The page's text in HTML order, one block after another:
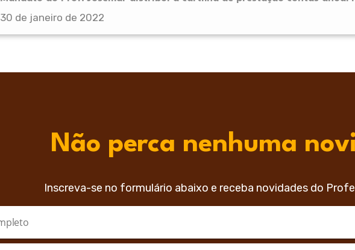
30 de janeiro de 2022
Não perca nenhuma
Inscreva-se no formulário abaixo e receba novidades do